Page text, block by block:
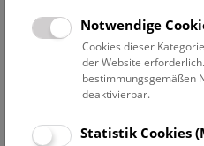
Datumsfilter
Datum
Notwendige
Cookies dieser
der Website
bestimmungsgemäßen
deaktivierbar.
Statistik Cookies